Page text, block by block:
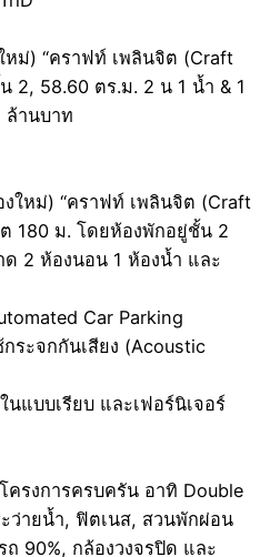
ม่) “คราฟท์ เพลินจิต (Craft
2, 58.60 ตร.ม. 2 น 1 น้ำ & 1
ล้านบาท
ใหม่) “คราฟท์ เพลินจิต (Craft
180 ม. โดยห้องพักอยู่ชั้น 2
2 ห้องนอน 1 ห้องน้ำ และ
Car Parking
ระจกกันเสียง (Acoustic
แบบเรียบ และเฟอร์นิเจอร์
ครงการครบครัน อาทิ Double
ว่ายน้ำ, ฟิตเนส, สวนพักผ่อน
90%, กล้องวงจรปิด และ